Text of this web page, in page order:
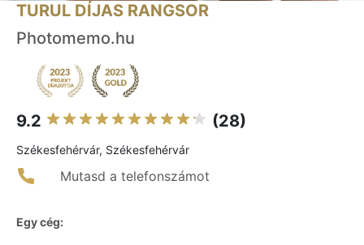
TURUL DÍJAS RANGSOR
Photomemo.hu
9.2 (28)
Székesfehérvár, Székesfehérvár
Mutasd a telefonszámot
Egy cég: